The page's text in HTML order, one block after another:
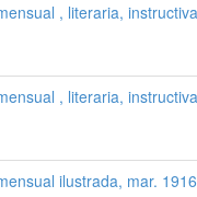
, literaria,
, literaria,
ilustrada, mar.